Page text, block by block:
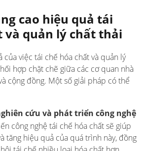
cao hiệu quả tái
và quản lý chất thải
việc tái chế hóa chất và quản lý
hợp chặt chẽ giữa các cơ quan nhà
cộng đồng. Một số giải pháp có thể
cứu và phát triển công nghệ
công nghệ tái chế hóa chất sẽ giúp
tăng hiệu quả của quá trình này, đồng